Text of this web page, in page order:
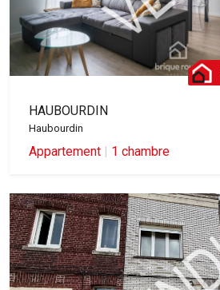
HAUBOURDIN
Haubourdin
Appartement | 1 chambre